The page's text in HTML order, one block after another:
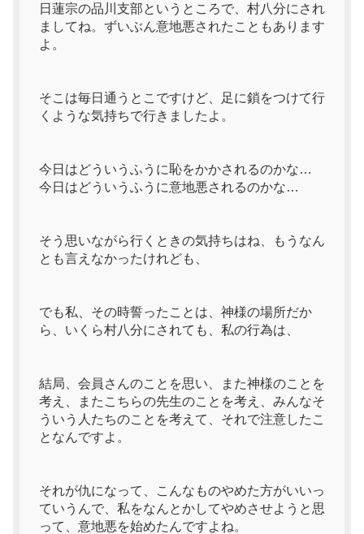
日蓮宗の品川支部というところで、村八分にされ
ましてね。ずいぶん意地悪されたこともあります
よ。
そこは毎日通うとこですけど、足に鎖をつけて行
くような気持ちで行きましたよ。
今日はどういうふうに恥をかかされるのかな…
今日はどういうふうに意地悪されるのかな…
そう思いながら行くときの気持ちはね、もうなん
とも言えなかったけれども、
でも私、その時誓ったことは、神様の場所だか
ら、いくら村八分にされても、私の行為は、
結局、会員さんのことを思い、また神様のことを
考え、またこちらの先生のことを考え、みんなそ
ういう人たちのことを考えて、それで注意したこ
となんですよ。
それが仇になって、こんなものやめた方がいいっ
ていうんで、私をなんとかしてやめさせようと思
って、意地悪を始めたんですよね。